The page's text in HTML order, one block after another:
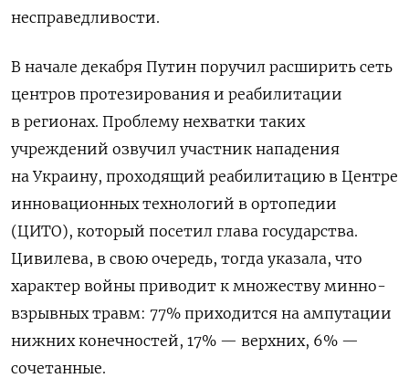
несправедливости.
В начале декабря Путин поручил расширить сеть
центров протезирования и реабилитации
в регионах. Проблему нехватки таких
учреждений озвучил участник нападения
на Украину, проходящий реабилитацию в Центре
инновационных технологий в ортопедии
(ЦИТО), который посетил глава государства.
Цивилева, в свою очередь, тогда указала, что
характер войны приводит к множеству минно-
взрывных травм: 77% приходится на ампутации
нижних конечностей, 17% — верхних, 6% —
сочетанные.